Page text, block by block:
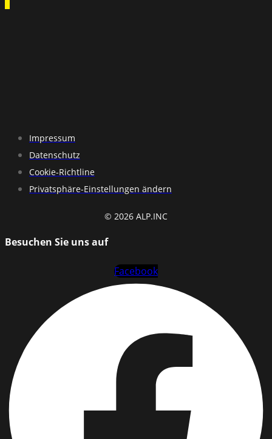
Impressum
Datenschutz
Cookie-Richtline
Privatsphäre-Einstellungen ändern
© 2026 ALP.INC
Besuchen Sie uns auf
Facebook